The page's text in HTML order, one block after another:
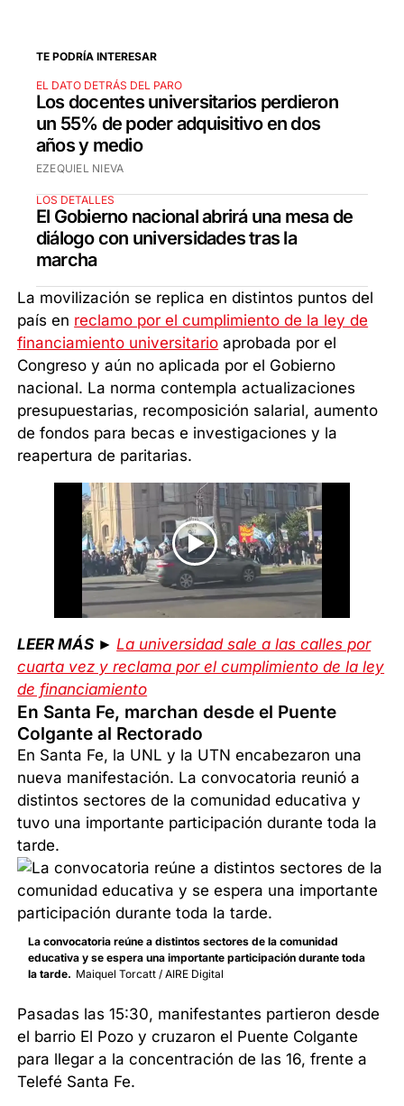
TE PODRÍA INTERESAR
EL DATO DETRÁS DEL PARO
Los docentes universitarios perdieron
un 55% de poder adquisitivo en dos
años y medio
EZEQUIEL NIEVA
LOS DETALLES
El Gobierno nacional abrirá una mesa de
diálogo con universidades tras la
marcha
La movilización se replica en distintos puntos del
país en reclamo por el cumplimiento de la ley de
financiamiento universitario aprobada por el
Congreso y aún no aplicada por el Gobierno
nacional. La norma contempla actualizaciones
presupuestarias, recomposición salarial, aumento
de fondos para becas e investigaciones y la
reapertura de paritarias.
LEER MÁS ►La universidad sale a las calles por
cuarta vez y reclama por el cumplimiento de la ley
de financiamiento
En Santa Fe, marchan desde el Puente
Colgante al Rectorado
En Santa Fe, la UNL y la UTN encabezaron una
nueva manifestación. La convocatoria reunió a
distintos sectores de la comunidad educativa y
tuvo una importante participación durante toda la
tarde.
La convocatoria reúne a distintos sectores de la comunidad
educativa y se espera una importante participación durante toda
la tarde. Maiquel Torcatt / AIRE Digital
Pasadas las 15:30, manifestantes partieron desde
el barrio El Pozo y cruzaron el Puente Colgante
para llegar a la concentración de las 16, frente a
Telefé Santa Fe.